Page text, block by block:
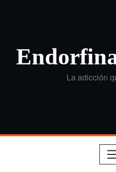
La adicción